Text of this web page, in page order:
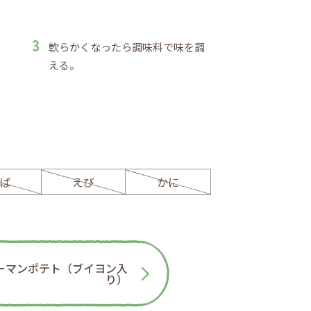
軟らかくなったら調味料で味を調
える。
えび かに
マンポテト（ブイヨン入
り）